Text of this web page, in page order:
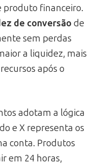
produto financeiro.
de conversão de
sem perdas
a liquidez, mais
após o
adotam a lógica
e X representa os
conta. Produtos
em 24 horas,